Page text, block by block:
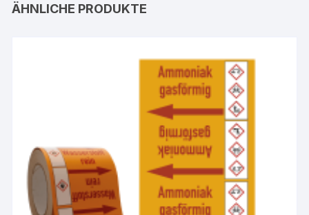
ÄHNLICHE PRODUKTE